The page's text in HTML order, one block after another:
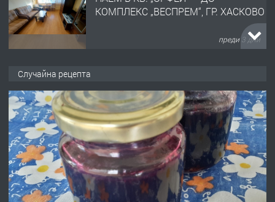
КОМПЛЕКС „ВЕСПРЕМ“, ГР. ХАСКОВО
преди 3 дни
АПАРТАМЕНТ В ЦЕНТЪРА НА ГР.
ХАСКОВО
преди 4 дни
ПРЕДЛАГА Давам гараж под наем
Случайна рецепта